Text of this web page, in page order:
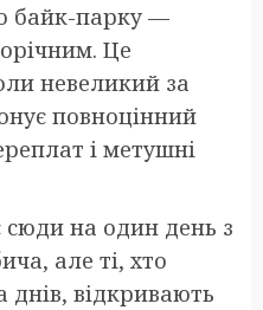
байк-парку —
Це
невеликий за
повноцінний
і метушні
сюди на один день з
але ті, хто
днів, відкривають